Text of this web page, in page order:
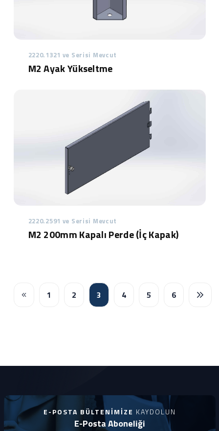
2220.1321 ve Serisi Mevcut
M2 Ayak Yükseltme
2220.2591 ve Serisi Mevcut
M2 200mm Kapalı Perde (İç Kapak)
1 2 3 4 5 6
E-POSTA BÜLTENIMIZE KAYDOLUN
E-Posta Aboneliği